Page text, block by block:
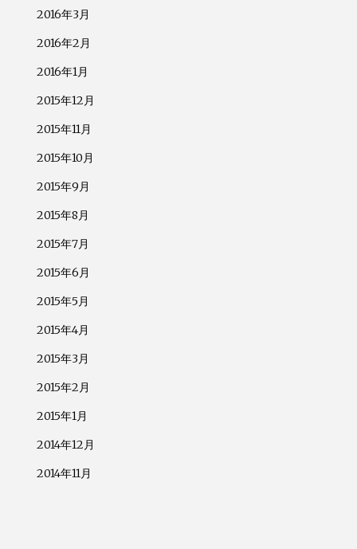
2016年3月
2016年2月
2016年1月
2015年12月
2015年11月
2015年10月
2015年9月
2015年8月
2015年7月
2015年6月
2015年5月
2015年4月
2015年3月
2015年2月
2015年1月
2014年12月
2014年11月